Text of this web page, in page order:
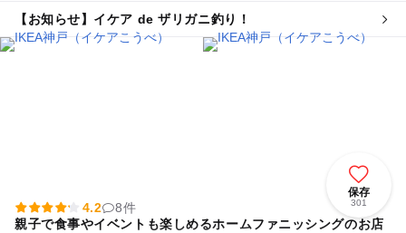
【お知らせ】イケア de ザリガニ釣り！
保存
301
4.2
8件
親子で食事やイベントも楽しめるホームファニッシングのお店